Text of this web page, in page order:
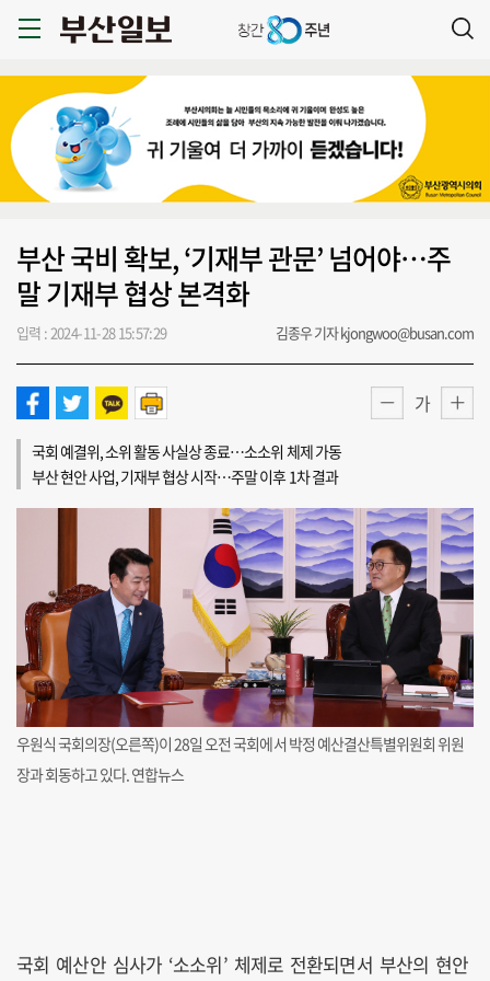
부산 국비 확보, ‘기재부 관문’ 넘어야…주
말 기재부 협상 본격화
입력 : 2024-11-28 15:57:29 김종우 기자 kjongwoo@busan.com
가
국회 예결위, 소위 활동 사실상 종료…소소위 체제 가동
부산 현안 사업, 기재부 협상 시작…주말 이후 1차 결과
우원식 국회의장(오른쪽)이 28일 오전 국회에서 박정 예산결산특별위원회 위원
장과 회동하고 있다. 연합뉴스
국회 예산안 심사가 ‘소소위’ 체제로 전환되면서 부산의 현안